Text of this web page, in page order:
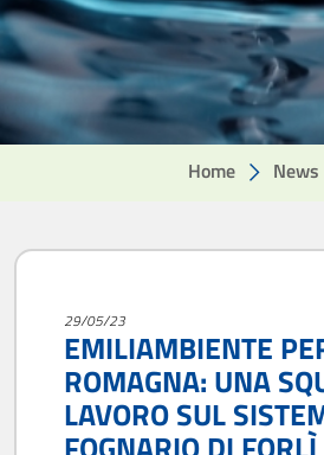
Home News
29/05/23
EMILIAMBIENTE
ROMAGNA: UNA
LAVORO SUL